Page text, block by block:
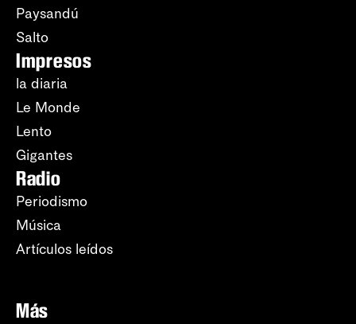
Paysandú
Salto
Impresos
la diaria
Le Monde
Lento
Gigantes
Radio
Periodismo
Música
Artículos leídos
Más